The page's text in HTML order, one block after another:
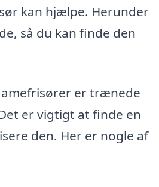
kan hjælpe. Herunder
så du kan finde den
er trænede
er vigtigt at finde en
den. Her er nogle af